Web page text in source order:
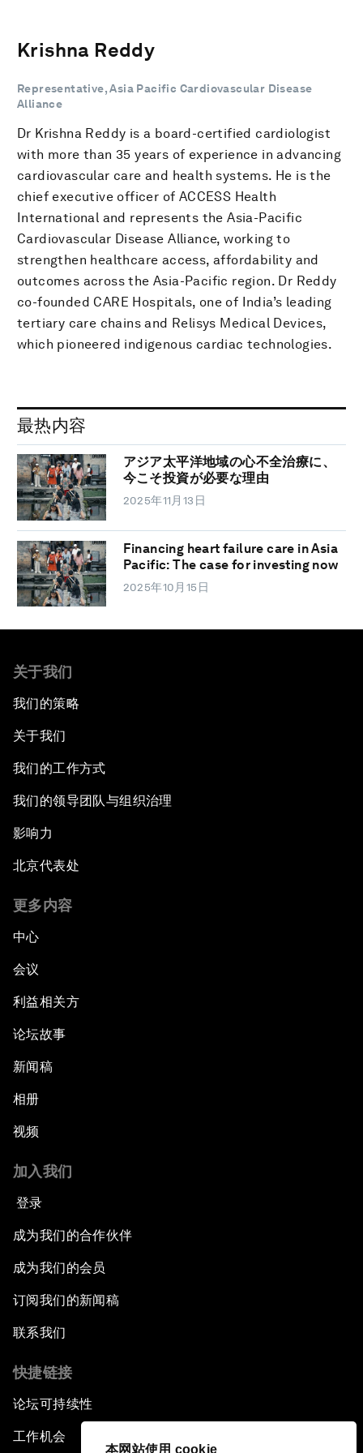
本网站使用 cookie
Krishna Reddy
Representative, Asia Pacific Cardiovascular Disease
Alliance
Dr Krishna Reddy is a board-certified cardiologist
with more than 35 years of experience in advancing
cardiovascular care and health systems. He is the
chief executive officer of ACCESS Health
International and represents the Asia-Pacific
Cardiovascular Disease Alliance, working to
strengthen healthcare access, affordability and
outcomes across the Asia-Pacific region. Dr Reddy
co-founded CARE Hospitals, one of India’s leading
tertiary care chains and Relisys Medical Devices,
which pioneered indigenous cardiac technologies.
最热内容
アジア太平洋地域の心不全治療に、
今こそ投資が必要な理由
2025年11月13日
Financing heart failure care in Asia
Pacific: The case for investing now
2025年10月15日
关于我们
我们的策略
关于我们
我们的工作方式
我们的领导团队与组织治理
影响力
北京代表处
更多内容
中心
会议
利益相关方
论坛故事
新闻稿
相册
视频
加入我们
登录
成为我们的合作伙伴
成为我们的会员
订阅我们的新闻稿
联系我们
快捷链接
论坛可持续性
工作机会